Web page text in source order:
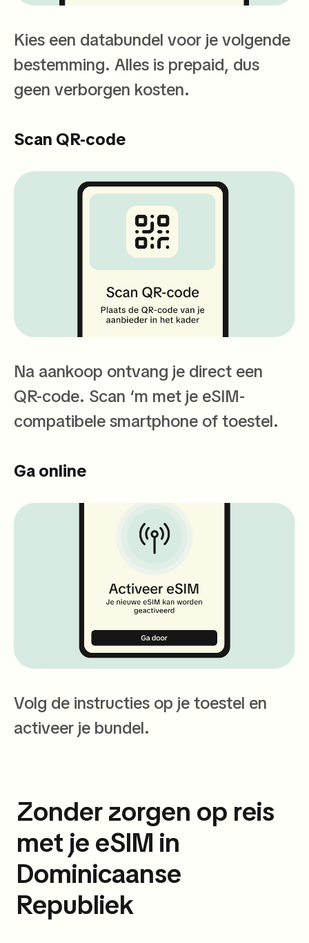
Kies een databundel voor je volgende
bestemming. Alles is prepaid, dus
geen verborgen kosten.
Scan QR-code
Na aankoop ontvang je direct een
QR-code. Scan ‘m met je eSIM-
compatibele smartphone of toestel.
Ga online
Volg de instructies op je toestel en
activeer je bundel.
Zonder zorgen op reis
met je eSIM in
Dominicaanse
Republiek